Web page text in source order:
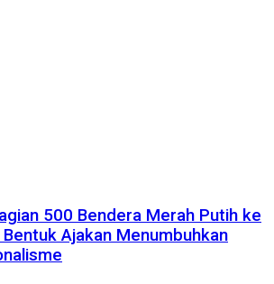
500 Bendera Merah Putih ke
Ajakan Menumbuhkan